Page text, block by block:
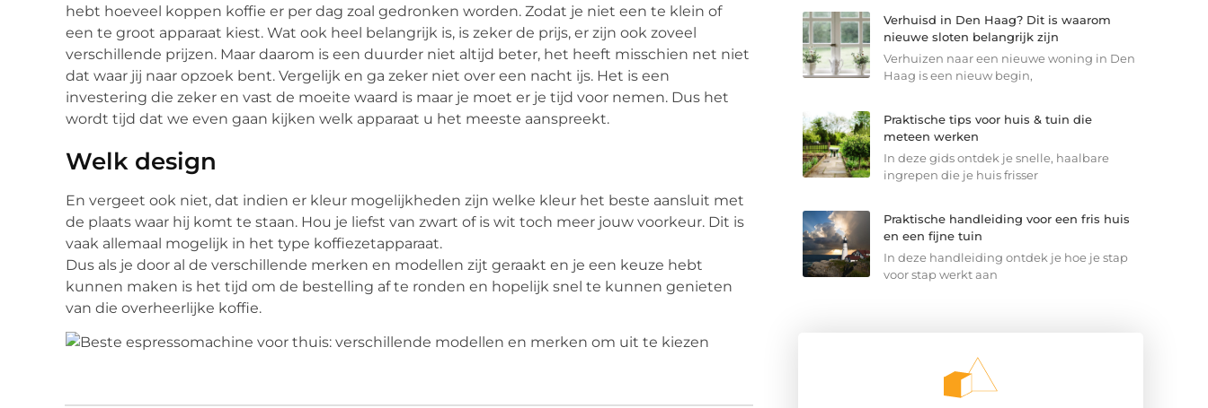
hebt hoeveel koppen koffie er per dag zoal gedronken worden. Zodat je niet een te klein of
een te groot apparaat kiest. Wat ook heel belangrijk is, is zeker de prijs, er zijn ook zoveel
verschillende prijzen. Maar daarom is een duurder niet altijd beter, het heeft misschien net niet
dat waar jij naar opzoek bent. Vergelijk en ga zeker niet over een nacht ijs. Het is een
investering die zeker en vast de moeite waard is maar je moet er je tijd voor nemen. Dus het
wordt tijd dat we even gaan kijken welk apparaat u het meeste aanspreekt.
Welk design
En vergeet ook niet, dat indien er kleur mogelijkheden zijn welke kleur het beste aansluit met
de plaats waar hij komt te staan. Hou je liefst van zwart of is wit toch meer jouw voorkeur. Dit is
vaak allemaal mogelijk in het type koffiezetapparaat.
Dus als je door al de verschillende merken en modellen zijt geraakt en je een keuze hebt
kunnen maken is het tijd om de bestelling af te ronden en hopelijk snel te kunnen genieten
van die overheerlijke koffie.
Verhuisd in Den Haag? Dit is waarom
nieuwe sloten belangrijk zijn
Verhuizen naar een nieuwe woning in Den
Haag is een nieuw begin,
Praktische tips voor huis & tuin die
meteen werken
In deze gids ontdek je snelle, haalbare
ingrepen die je huis frisser
Praktische handleiding voor een fris huis
en een fijne tuin
In deze handleiding ontdek je hoe je stap
voor stap werkt aan